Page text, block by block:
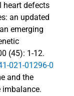
heart defects
an updated
emerging
(45): 1-12.
021-01296-0
and the
imbalance.